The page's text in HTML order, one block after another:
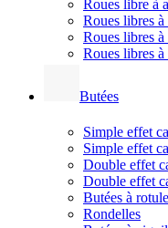
Roues libre à
Roues libres
Roues libres
Roues libres
Butées
Simple effet
Simple effet
Double effet
Double effet
Butées à
Rondelles